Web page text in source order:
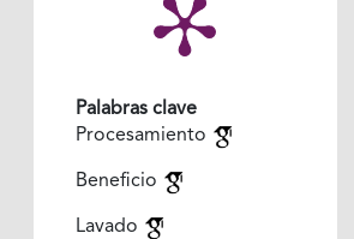
Palabras clave
Procesamiento
Beneficio
Lavado